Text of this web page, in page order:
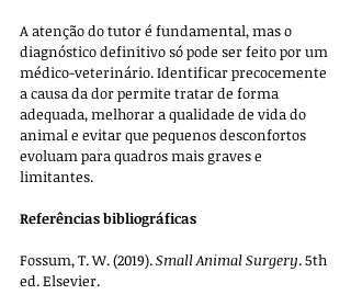
A atenção do tutor é fundamental, mas o
diagnóstico definitivo só pode ser feito por um
médico-veterinário. Identificar precocemente
a causa da dor permite tratar de forma
adequada, melhorar a qualidade de vida do
animal e evitar que pequenos desconfortos
evoluam para quadros mais graves e
limitantes.
Referências bibliográficas
Fossum, T. W. (2019). Small Animal Surgery. 5th
ed. Elsevier.